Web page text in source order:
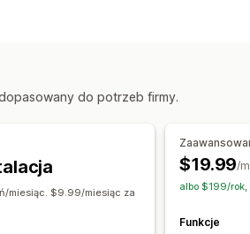
pulpity
do potrzeb firmy.
miesiąc. $9.99/miesiąc za
$19.99/
albo $199/rok,
Funkcje